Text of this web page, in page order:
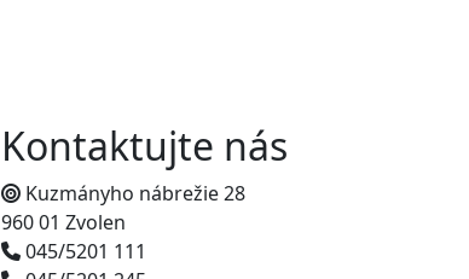
Kontaktujte nás
Kuzmányho nábrežie 28
960 01 Zvolen
045/5201 111